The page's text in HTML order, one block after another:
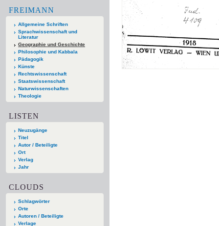
FREIMANN
Allgemeine Schriften
Sprachwissenschaft und
Literatur
Geographie und Geschichte
Philosophie und Kabbala
Pädagogik
Künste
Rechtswissenschaft
Staatswissenschaft
Naturwissenschaften
Theologie
LISTEN
Neuzugänge
Titel
Autor / Beteiligte
Ort
Verlag
Jahr
CLOUDS
Schlagwörter
Orte
Autoren / Beteiligte
Verlage